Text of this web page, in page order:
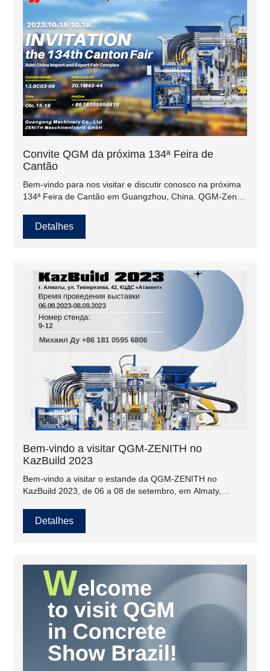
Convite QGM da próxima 134ª Feira de
Cantão
Bem-vindo para nos visitar e discutir conosco na próxima
134ª Feira de Cantão em Guangzhou, China. QGM-Zenith
Detalhes
Bem-vindo a visitar QGM-ZENITH no
KazBuild 2023
Bem-vindo a visitar o estande da QGM-ZENITH no
KazBuild 2023, de 06 a 08 de setembro, em Almaty,
Detalhes